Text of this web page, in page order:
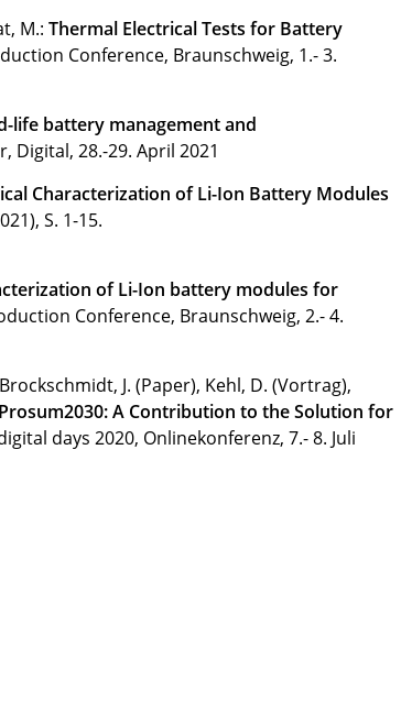
M.:Thermal Electrical Tests for Battery
Conference, Braunschweig, 1.- 3.
life battery management and
Digital, 28.-29. April 2021
Characterization of Li-Ion Battery Modules
S. 1-15.
of Li-Ion battery modules for
Conference, Braunschweig, 2.- 4.
J. (Paper), Kehl, D. (Vortrag),
A Contribution to the Solution for
days 2020, Onlinekonferenz, 7.- 8. Juli